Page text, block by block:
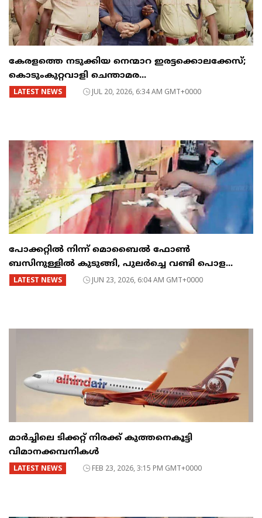
കേരളത്തെ നടുക്കിയ നെന്മാറ ഇരട്ടക്കൊലക്കേസ്;
കൊടുംകുറ്റവാളി ചെന്താമര...
LATEST NEWS JUL 20, 2026, 6:34 AM GMT+0000
പോക്കറ്റിൽ നിന്ന് മൊബൈൽ ഫോൺ
ബസിനുള്ളിൽ കുടുങ്ങി, പുലർച്ചെ വണ്ടി പൊള...
LATEST NEWS JUN 23, 2026, 6:04 AM GMT+0000
മാർച്ചിലെ ടിക്കറ്റ് നിരക്ക് കുത്തനെകൂട്ടി
വിമാനക്കമ്പനികൾ
LATEST NEWS FEB 23, 2026, 3:15 PM GMT+0000